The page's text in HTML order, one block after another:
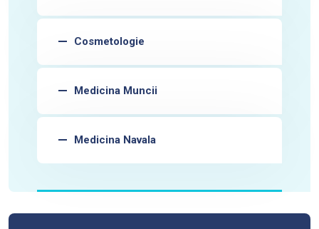
Cosmetologie
Medicina Muncii
Medicina Navala